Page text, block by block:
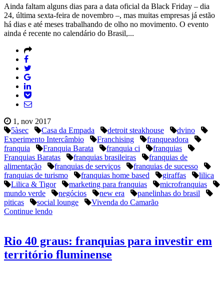
Ainda faltam alguns dias para a data oficial da Black Friday – dia
24, última sexta-feira de novembro –, mas muitas empresas já estão
há dias e até meses trabalhando de olho no movimento. O evento
ainda é recente no calendário do Brasil,...
1, nov 2017
5àsec
Casa da Empada detroit steakhouse
dvino
Experimento Intercâmbio
Franchising
franqueadora
franquia
Franquia Barata franquia ci
franquias
Franquias Baratas
franquias brasileiras
franquias de
alimentação
franquias de serviços
franquias de sucesso
franquias de turismo
franquias home based giraffas
lilica
Lilica & Tigor
marketing para franquias
microfranquias
mundo verde
negócios new era
panelinhas do brasil
piticas
social lounge
Vivenda do Camarão
Continue lendo
Rio 40 graus: franquias para investir em
território fluminense